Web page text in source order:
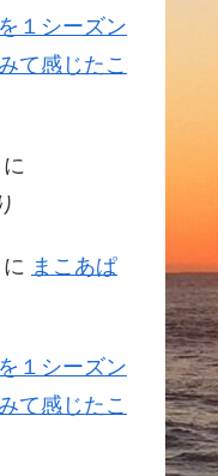
１シーズン
て感じたこ
に
に まこあぱ
１シーズン
て感じたこ